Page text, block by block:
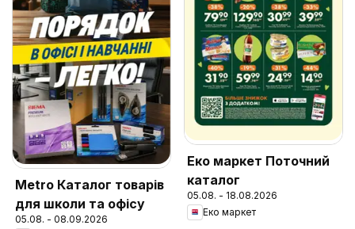
Metro Каталог товарів
для школи та офісу
05.08. - 08.09.2026
Еко маркет Поточний
каталог
05.08. - 18.08.2026
Еко маркет